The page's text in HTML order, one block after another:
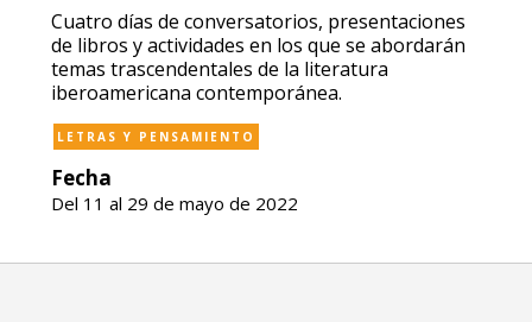
Cuatro días de conversatorios, presentaciones
de libros y actividades en los que se abordarán
temas trascendentales de la literatura
iberoamericana contemporánea.
LETRAS Y PENSAMIENTO
Fecha
Del 11 al 29 de mayo de 2022